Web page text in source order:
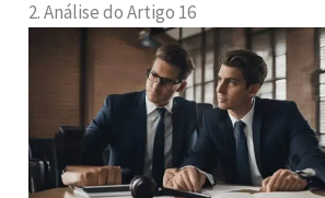
2. Análise do Artigo 16